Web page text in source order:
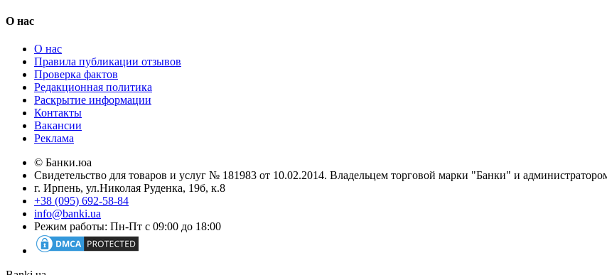
О нас
О нас
Правила публикации отзывов
Проверка фактов
Редакционная политика
Раскрытие информации
Контакты
Вакансии
Реклама
© Банки.юа
Свидетельство для товаров и услуг № 181983 от 10.02.2014. Владельцем торговой марки "Банки" и
г. Ирпень, ул.Николая Руденка, 19б, к.8
+38 (095) 692-58-84
info@banki.ua
Режим работы: Пн-Пт с 09:00 до 18:00